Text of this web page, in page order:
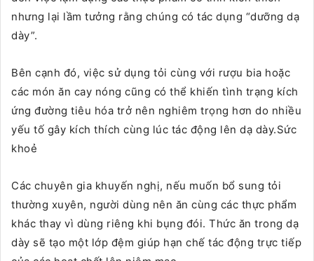
nhưng lại lầm tưởng rằng chúng có tác dụng “dưỡng dạ
dày”.
Bên cạnh đó, việc sử dụng tỏi cùng với rượu bia hoặc
các món ăn cay nóng cũng có thể khiến tình trạng kích
ứng đường tiêu hóa trở nên nghiêm trọng hơn do nhiều
yếu tố gây kích thích cùng lúc tác động lên dạ dày.Sức
khoẻ
Các chuyên gia khuyến nghị, nếu muốn bổ sung tỏi
thường xuyên, người dùng nên ăn cùng các thực phẩm
khác thay vì dùng riêng khi bụng đói. Thức ăn trong dạ
dày sẽ tạo một lớp đệm giúp hạn chế tác động trực tiếp